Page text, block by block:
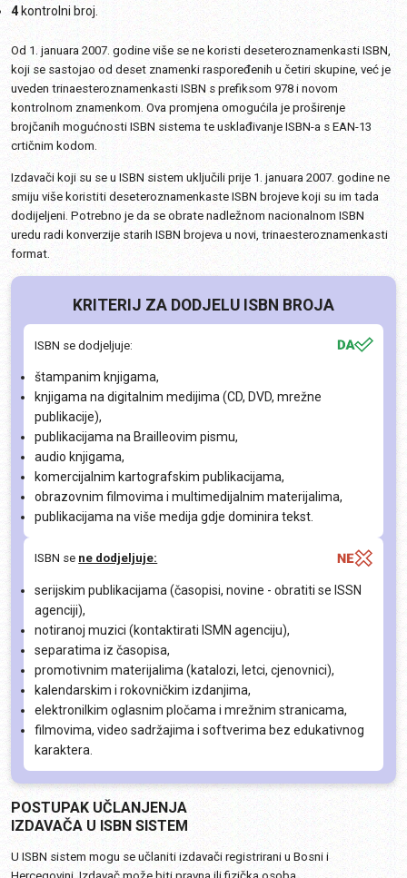
4kontrolni broj.
Od 1. januara 2007. godine više se ne koristi deseteroznamenkasti ISBN,
koji se sastojao od deset znamenki raspoređenih u četiri skupine, već je
uveden trinaesteroznamenkasti ISBN s prefiksom 978 i novom
kontrolnom znamenkom. Ova promjena omogućila je proširenje
brojčanih mogućnosti ISBN sistema te usklađivanje ISBN-a s EAN-13
crtičnim kodom.
Izdavači koji su se u ISBN sistem uključili prije 1. januara 2007. godine ne
smiju više koristiti deseteroznamenkaste ISBN brojeve koji su im tada
dodijeljeni. Potrebno je da se obrate nadležnom nacionalnom ISBN
uredu radi konverzije starih ISBN brojeva u novi, trinaesteroznamenkasti
format.
KRITERIJ ZA DODJELU ISBN BROJA
ISBN se dodjeljuje:
štampanim knjigama,
knjigama na digitalnim medijima (CD, DVD, mrežne
publikacije),
publikacijama na Brailleovim pismu,
audio knjigama,
komercijalnim kartografskim publikacijama,
obrazovnim filmovima i multimedijalnim materijalima,
publikacijama na više medija gdje dominira tekst.
ISBN se ne dodjeljuje:
serijskim publikacijama (časopisi, novine - obratiti se ISSN
agenciji),
notiranoj muzici (kontaktirati ISMN agenciju),
separatima iz časopisa,
promotivnim materijalima (katalozi, letci, cjenovnici),
kalendarskim i rokovničkim izdanjima,
elektronilkim oglasnim pločama i mrežnim stranicama,
filmovima, video sadržajima i softverima bez edukativnog
karaktera.
POSTUPAK UČLANJENJA
IZDAVAČA U ISBN SISTEM
U ISBN sistem mogu se učlaniti izdavači registrirani u Bosni i